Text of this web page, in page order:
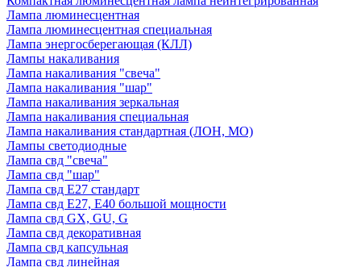
Лампа люминесцентная
Лампа люминесцентная специальная
Лампа энергосберегающая (КЛЛ)
Лампы накаливания
Лампа накаливания "свеча"
Лампа накаливания "шар"
Лампа накаливания зеркальная
Лампа накаливания специальная
Лампа накаливания стандартная (ЛОН, МО)
Лампы светодиодные
Лампа свд "свеча"
Лампа свд "шар"
Лампа свд E27 стандарт
Лампа свд E27, Е40 большой мощности
Лампа свд GX, GU, G
Лампа свд декоративная
Лампа свд капсульная
Лампа свд линейная